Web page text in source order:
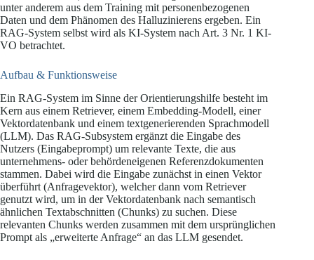
unter anderem aus dem Training mit personenbezogenen
Daten und dem Phänomen des Halluzinierens ergeben. Ein
RAG-System selbst wird als KI-System nach Art. 3 Nr. 1 KI-
VO betrachtet.
Aufbau & Funktionsweise
Ein RAG-System im Sinne der Orientierungshilfe besteht im
Kern aus einem Retriever, einem Embedding-Modell, einer
Vektordatenbank und einem textgenerierenden Sprachmodell
(LLM). Das RAG-Subsystem ergänzt die Eingabe des
Nutzers (Eingabeprompt) um relevante Texte, die aus
unternehmens- oder behördeneigenen Referenzdokumenten
stammen. Dabei wird die Eingabe zunächst in einen Vektor
überführt (Anfragevektor), welcher dann vom Retriever
genutzt wird, um in der Vektordatenbank nach semantisch
ähnlichen Textabschnitten (Chunks) zu suchen. Diese
relevanten Chunks werden zusammen mit dem ursprünglichen
Prompt als „erweiterte Anfrage“ an das LLM gesendet.